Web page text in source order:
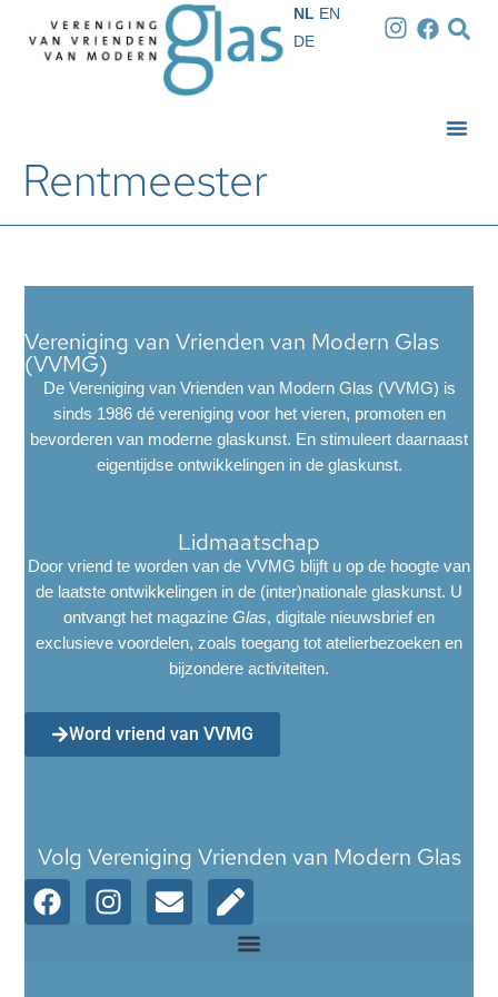
NL EN
DE
Rentmeester
Vereniging van Vrienden van Modern Glas
(VVMG)
De Vereniging van Vrienden van Modern Glas (VVMG) is
sinds 1986 dé vereniging voor het vieren, promoten en
bevorderen van moderne glaskunst. En stimuleert daarnaast
eigentijdse ontwikkelingen in de glaskunst.
Lidmaatschap
Door vriend te worden van de VVMG blijft u op de hoogte van
de laatste ontwikkelingen in de (inter)nationale glaskunst. U
ontvangt het magazine Glas, digitale nieuwsbrief en
exclusieve voordelen, zoals toegang tot atelierbezoeken en
bijzondere activiteiten.
Word vriend van VVMG
Volg Vereniging Vrienden van Modern Glas